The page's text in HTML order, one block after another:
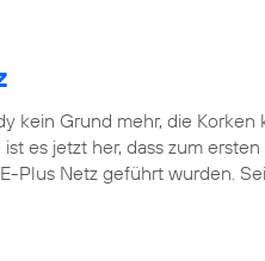
kein Grund mehr, die Korken
es jetzt her, dass zum ersten
Plus Netz geführt wurden.